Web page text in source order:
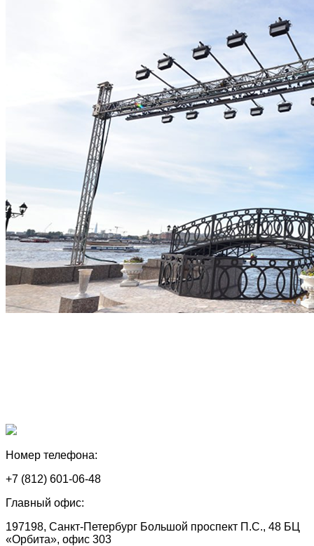
Номер телефона:
+7 (812) 601-06-48
Главный офис:
197198, Санкт-Петербург Большой проспект П.С., 48 БЦ
«Орбита», офис 303